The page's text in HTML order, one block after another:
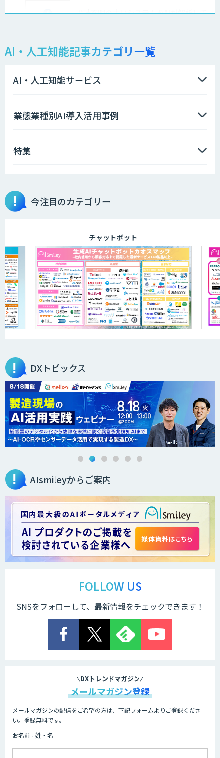
設計不明の古いシステムをAIが解析して
AIエージェント開発支援
AIエンジニアアカデミー（バイブコーデ
aiDAPTIV+
アリストルの法人向けAI研修
ELYZA Works with KDDI
医療文書作成を効率化する生成
AI「OPTiM AI ホスピタル」
オーダーメイドAI人材育成研修
Brain Plus for Sales
データ分析/AI開発/コンサルティング
STORM Platform
AI・人工知能記事カテゴリ一覧
AI・人工知能サービス
業態業種別AI導入活用事例
特集
今注目のカテゴリー
チャットボット
DXトピックス
AIsmileyからご案内
FOLLOW US
SNSをフォローして、最新情報をチェックできます！
DXトレンドマガジン
メールマガジン登録
メールマガジンの配信をご希望の方は、下記フォームよりご登録くださ
い。登録無料です。
お名前 - 姓・名